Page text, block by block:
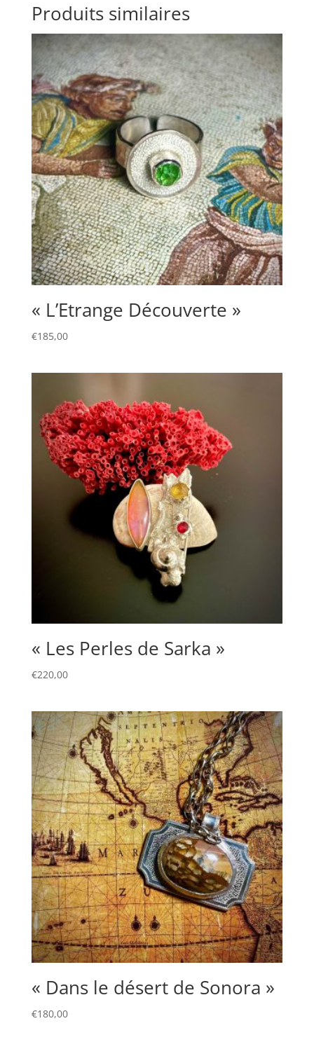
Produits similaires
« L’Etrange Découverte »
€185,00
« Les Perles de Sarka »
€220,00
« Dans le désert de Sonora »
€180,00